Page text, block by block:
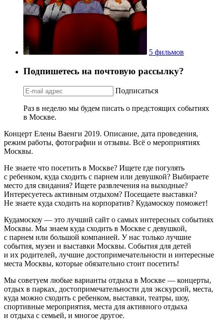
5 фильмов
Подпишетесь на почтовую рассылку?
Подписаться
Раз в неделю мы будем писать о предстоящих событиях
в Москве.
Концерт Елены Ваенги 2019. Описание, дата проведения,
режим работы, фотографии и отзывы. Всё о мероприятиях
Москвы.
Не знаете что посетить в Москве? Ищете где погулять
с ребенком, куда сходить с парнем или девушкой? Выбираете
место для свидания? Ищете развлечения на выходные?
Интересуетесь активным отдыхом? Посещаете выставки?
Не знаете куда сходить на корпоратив? Кудамоскоу поможет!
Кудамоскоу — это лучший сайт о самых интересных событиях
Москвы. Мы знаем куда сходить в Москве с девушкой,
с парнем или большой компанией. У нас только лучшие
события, музеи и выставки Москвы. События для детей
и их родителей, лучшие достопримечательности и интересные
места Москвы, которые обязательно стоит посетить!
Мы советуем любые варианты отдыха в Москве — концерты,
отдых в парках, достопримечательности для экскурсий, места,
куда можно сходить с ребенком, выставки, театры, шоу,
спортивные мероприятия, места для активного отдыха
и отдыха с семьей, и многое другое.